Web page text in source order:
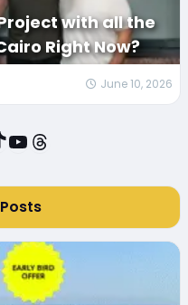
with all the
Right Now?
June 10, 2026
YouTube
Threads